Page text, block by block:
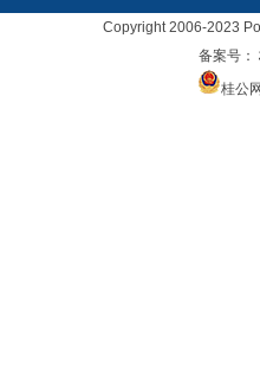
Copyright 2006-2023
备案号：
桂公